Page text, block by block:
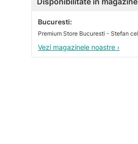
Bucuresti:
Vezi magazinele noastre ›